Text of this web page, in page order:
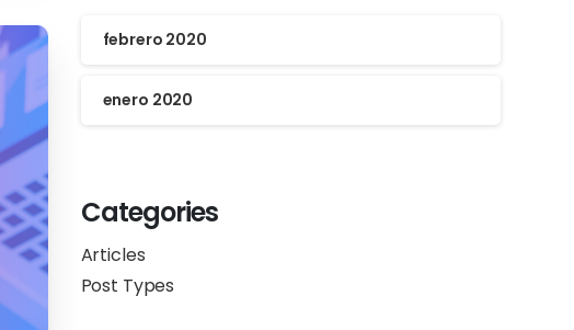
febrero 2020
enero 2020
Categories
Articles
Post Types